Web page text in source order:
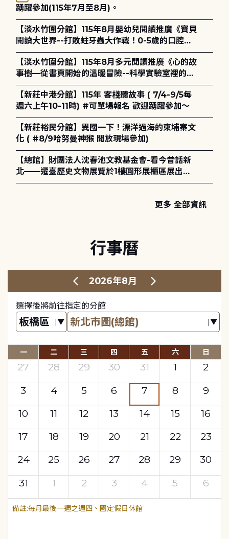
踴躍參加(115年7月至8月)。
【淡水竹圍分館】115年8月嬰幼兒閱讀推廣《寶貝
閱讀大世界--打敗蛀牙蟲大作戰！0-5歲的口腔照
護全攻略》
【淡水竹圍分館】115年8月多元閱讀推廣《心的故
事樹—從書頁開始的溫暖冒險--科學實驗室裡的放
電章魚》
【新莊中港分館】115年 客棧聽故事 ( 7/4-9/5每
週六上午10-11時) #可單場報名 歡迎踴躍參加～
【新莊裕民分館】異國一下！漂洋過海的柬埔寨文
化 ( #8/9哈努曼神猴 開放現場參加)
【總館】財團法人沈春池文教基金會-看今昔話新
北——遷臺歷史文物展覽於1樓圓形展櫃區展出，
歡迎一同觀展！
更多 全部資訊
行事曆
2026年8月
選擇後將前往指定的分館
一 二 三 四 五 六 日
27 28 29 30 31 1
2
3
4 5 6 7 8
9
10
11 12 13 14 15
16
17
18 19 20 21 22
23
24
25 26 27 28 29
30
31
1 2 3 4 5 6
每月最後一週之週四、國定假日休館